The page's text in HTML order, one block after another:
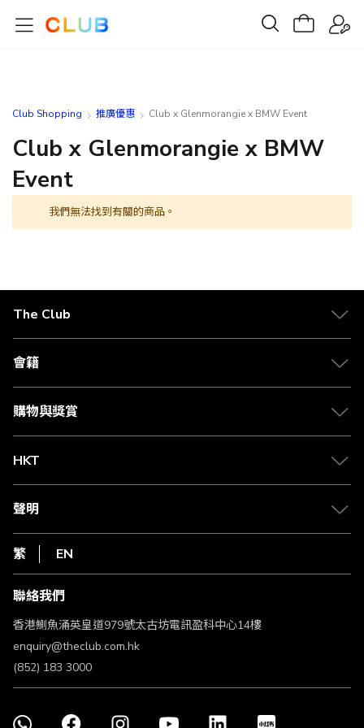
Club Shopping 推廣優惠 Club x Glenmorangie x BMW Event
Club x Glenmorangie x BMW
Event
我們無法找到有關的商品。
The Club
關於 The Club
合作夥伴
媒體中心
會籍
會籍及專屬禮遇
賺取積分
購物與獎賞
物流與配送
Club Shopping 商品領取站
常見問題
HKT
csl.
1010
HKT
聲明
私隱聲明
使用條款
條款及細則
不歧視及不騷擾聲明
認可牌照及通告
繁 EN
聯絡我們
香港鰂魚涌英皇道979號太古坊電訊盈科中心14樓
enquiry@theclub.com.hk
(852) 183 3000